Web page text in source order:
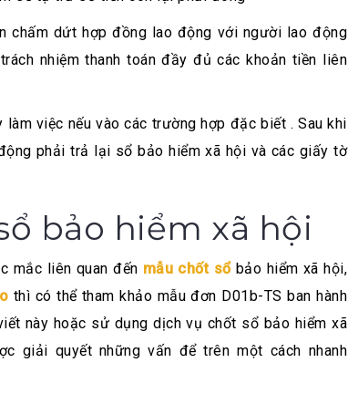
chấm dứt hợp đồng lao động với người lao động
nhiệm thanh toán đầy đủ các khoản tiền liên
việc nếu vào các trường hợp đặc biết . Sau khi
phải trả lại sổ bảo hiểm xã hội và các giấy tờ
bảo hiểm xã hội
mắc liên quan đến mẫu chốt sổbảo hiểm xã hội,
thì có thể tham khảo mẫu đơn D01b-TS ban hành
này hoặc sử dụng dịch vụ chốt sổ bảo hiểm xã
giải quyết những vấn để trên một cách nhanh